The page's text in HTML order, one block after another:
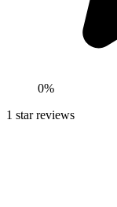
0%
1 star reviews